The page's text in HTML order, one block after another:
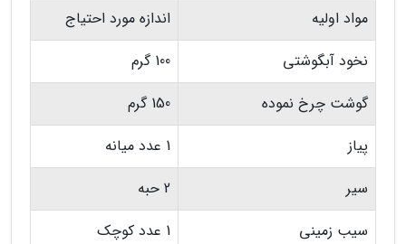
مواد اولیه
اندازه مورد احتیاج
نخود آبگوشتی
100 گرم
گوشت چرخ نموده
150 گرم
پیاز
1 عدد میانه
سیر
2 حبه
سیب زمینی
1 عدد کوچک